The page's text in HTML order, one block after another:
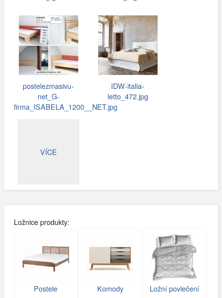
postelezmasivu-
net_G-
firma_ISABELA_1200__NET.jpg
IDW-italia-
letto_472.jpg
VÍCE
Ložnice produkty:
Postele Komody Ložní povlečení